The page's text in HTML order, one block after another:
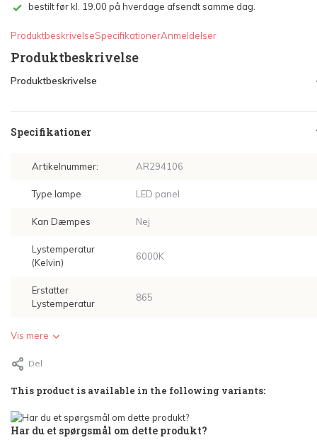
bestilt før kl. 19.00 på hverdage afsendt samme dag.
ProduktbeskrivelseSpecifikationerAnmeldelser
Produktbeskrivelse
Produktbeskrivelse
Specifikationer
Artikelnummer: AR294106
Type lampe LED panel
Kan Dæmpes Nej
Lystemperatur
(Kelvin)
6000K
Erstatter
Lystemperatur
865
Vis mere
Del
This product is available in the following variants:
Har du et spørgsmål om dette produkt?